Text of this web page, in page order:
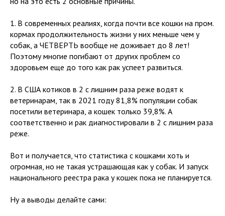
1. В современных реалиях, когда почти все кошки на пром.
кормах продолжительность жизни у них меньше чем у
собак, а ЧЕТВЕРТЬ вообще не доживает до 8 лет!
Поэтому многие погибают от других проблем со
здоровьем еще до того как рак успеет развиться.
2. В США котиков в 2 с лишним раза реже водят к
ветеринарам, так в 2021 году 81,8% популяции собак
посетили ветеринара, а кошек только 39,8%. А
соответственно и рак диагностировали в 2 с лишним раза
реже.
Вот и получается, что статистика с кошками хоть и
огромная, но не такая устрашающая как у собак. И запуск
национального реестра рака у кошек пока не планируется.
Ну а выводы делайте сами: